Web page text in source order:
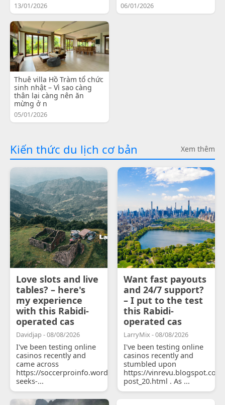
13/01/2026 06/01/2026
Thuê villa Hồ Tràm tổ chức
sinh nhật – Vì sao càng
thân lại càng nên ăn
mừng ở n
05/01/2026
Kiến thức du lịch cơ bản Xem thêm
Love slots and live
tables? – here's
my experience
with this Rabidi-
operated cas
Davidjap - 08/08/2026
I've been testing online
casinos recently and
came across
https://soccerproinfo.wordpress.com/2026/07/11/courtois-
seeks-...
Want fast payouts
and 24/7 support?
– I put to the test
this Rabidi-
operated cas
LarryMix - 08/08/2026
I've been testing online
casinos recently and
stumbled upon
https://
post_20.html . As ...